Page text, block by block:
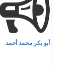
أبو بكر محمد أحمد